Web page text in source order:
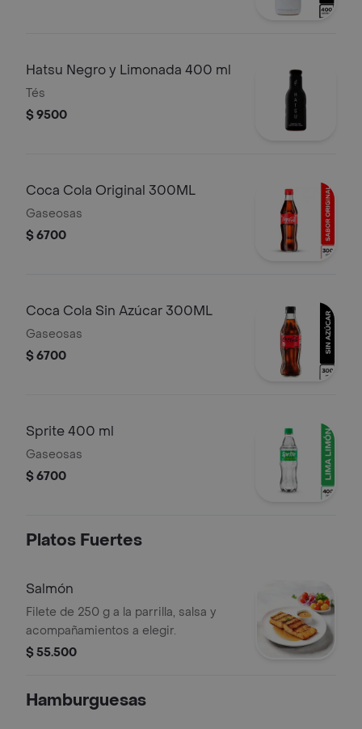
Hatsu Negro y Limonada 400 ml
Tés
$ 9500
Coca Cola Original 300ML
Gaseosas
$ 6700
Coca Cola Sin Azúcar 300ML
Gaseosas
$ 6700
Sprite 400 ml
Gaseosas
$ 6700
Platos Fuertes
Salmón
Filete de 250 g a la parrilla, salsa y
acompañamientos a elegir.
$ 55.500
Hamburguesas